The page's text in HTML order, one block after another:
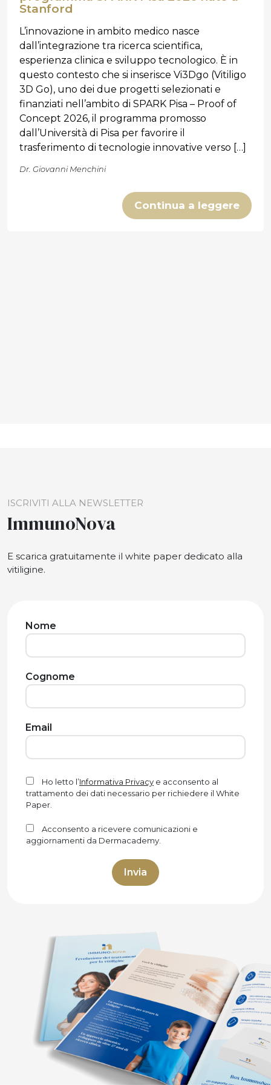
Stanford
L’innovazione in ambito medico nasce
dall’integrazione tra ricerca scientifica,
esperienza clinica e sviluppo tecnologico. È in
questo contesto che si inserisce Vi3Dgo (Vitiligo
3D Go), uno dei due progetti selezionati e
finanziati nell’ambito di SPARK Pisa – Proof of
Concept 2026, il programma promosso
dall’Università di Pisa per favorire il
trasferimento di tecnologie innovative verso […]
Dr. Giovanni Menchini
Continua a leggere
ISCRIVITI ALLA NEWSLETTER
ImmunoNova
E scarica gratuitamente il white paper dedicato alla
vitiligine.
Nome
Cognome
Email
Ho letto l’Informativa Privacy e acconsento al
trattamento dei dati necessario per richiedere il White
Paper.
Acconsento a ricevere comunicazioni e
aggiornamenti da Dermacademy.